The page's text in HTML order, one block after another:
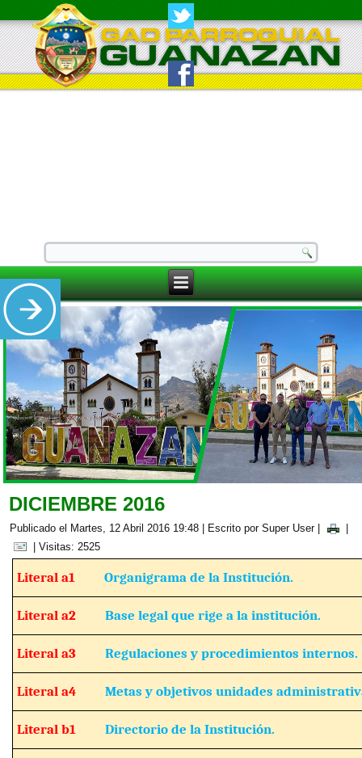
DICIEMBRE 2016
Publicado el Martes, 12 Abril 2016 19:48 | Escrito por Super User|
|
| Visitas: 2525
Literal a1 Organigrama de la Institución.
Literal a2 Base legal que rige a la institución.
Literal a3 Regulaciones y procedimientos internos.
Literal a4 Metas y objetivos unidades
Literal b1 Directorio de la Institución.